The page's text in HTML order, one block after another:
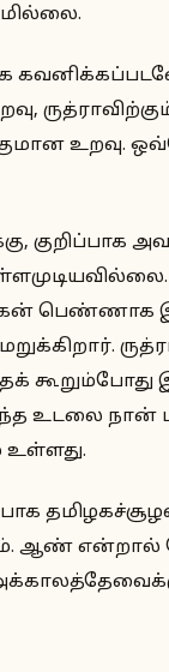
மகன் பெண்ணாக
உடலை நான்
உள்ளது.
ஆண்